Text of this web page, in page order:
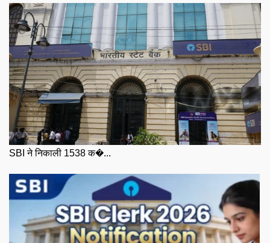
SBI ने निकाली 1538 क�...